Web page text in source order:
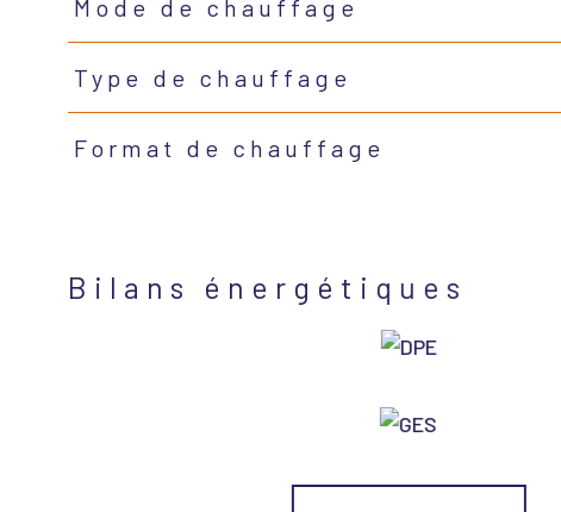
Mode de chauffage
Type de chauffage
Format de chauffage
Bilans énergétiques